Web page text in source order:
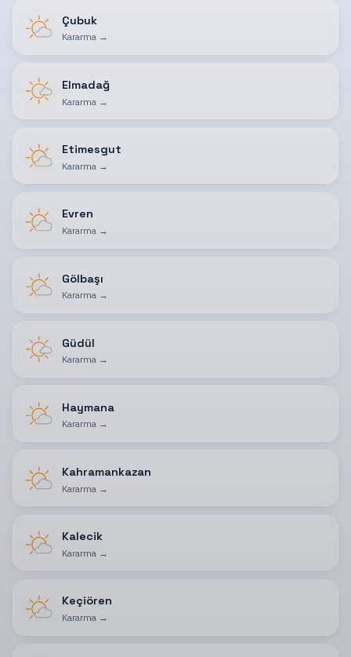
Çubuk
Kararma→
Elmadağ
Kararma →
Etimesgut
Kararma →
Evren
Kararma →
Gölbaşı
Kararma→
Güdül
Kararma→
Haymana
Kararma→
Kahramankazan
Kararma →
Kalecik
Kararma →
Keçiören
Kararma →